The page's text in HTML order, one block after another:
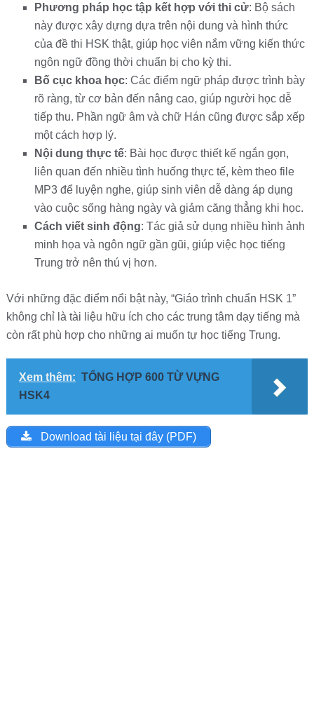
Phương pháp học tập kết hợp với thi cử: Bộ sách
này được xây dựng dựa trên nội dung và hình thức
của đề thi HSK thật, giúp học viên nắm vững kiến thức
ngôn ngữ đồng thời chuẩn bị cho kỳ thi.
Bố cục khoa học: Các điểm ngữ pháp được trình bày
rõ ràng, từ cơ bản đến nâng cao, giúp người học dễ
tiếp thu. Phần ngữ âm và chữ Hán cũng được sắp xếp
một cách hợp lý.
Nội dung thực tế: Bài học được thiết kế ngắn gọn,
liên quan đến nhiều tình huống thực tế, kèm theo file
MP3 để luyện nghe, giúp sinh viên dễ dàng áp dụng
vào cuộc sống hàng ngày và giảm căng thẳng khi học.
Cách viết sinh động: Tác giả sử dụng nhiều hình ảnh
minh họa và ngôn ngữ gần gũi, giúp việc học tiếng
Trung trở nên thú vị hơn.
Với những đặc điểm nổi bật này, “Giáo trình chuẩn HSK 1”
không chỉ là tài liệu hữu ích cho các trung tâm dạy tiếng mà
còn rất phù hợp cho những ai muốn tự học tiếng Trung.
Xem thêm: TỔNG HỢP 600 TỪ VỰNG
HSK4
Download tài liệu tại đây (PDF)